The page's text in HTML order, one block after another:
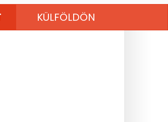
KÜLFÖLDÖN
VAL DE LOIRE